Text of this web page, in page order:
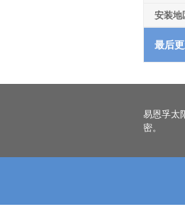
安装地
最后
易恩孚太
密。